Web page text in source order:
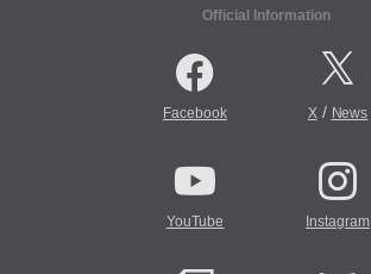
Official Information
Facebook X/ News
YouTube Instagram